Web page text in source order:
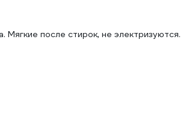
после стирок, не электризуются.